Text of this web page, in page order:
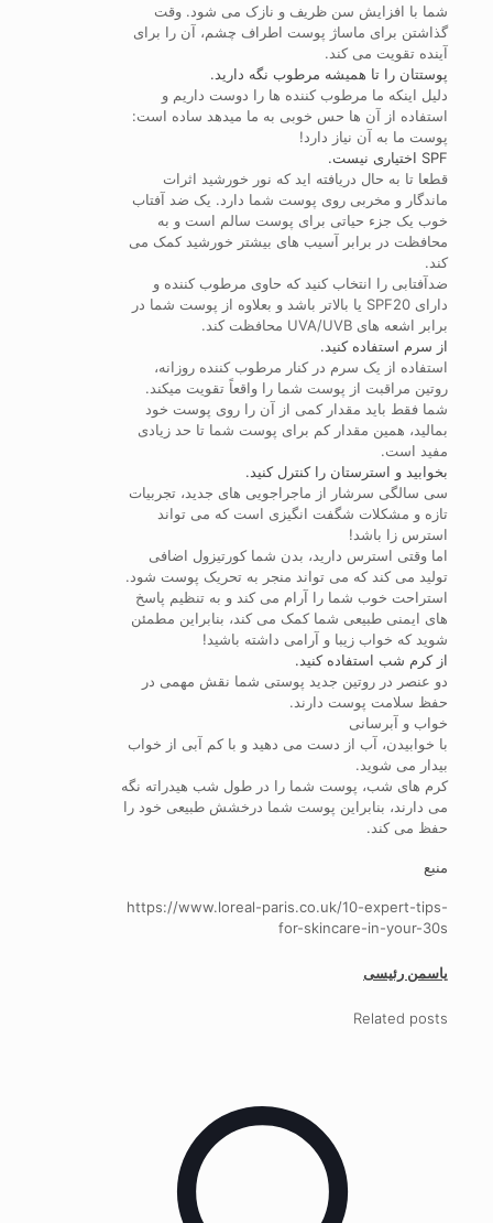
شما با افزایش سن ظریف و نازک می شود. وقت
گذاشتن برای ماساژ پوست اطراف چشم، آن را برای
آینده تقویت می کند.
پوستتان را تا همیشه مرطوب نگه دارید.
دلیل اینکه ما مرطوب کننده ها را دوست داریم و
استفاده از آن ها حس خوبی به ما میدهد ساده است:
پوست ما به آن نیاز دارد!
SPF اختیاری نیست.
قطعا تا به حال دریافته اید که نور خورشید اثرات
ماندگار و مخربی روی پوست شما دارد. یک ضد آفتاب
خوب یک جزء حیاتی برای پوست سالم است و به
محافظت در برابر آسیب های بیشتر خورشید کمک می
کند.
ضدآفتابی را انتخاب کنید که حاوی مرطوب کننده و
دارای SPF20 یا بالاتر باشد و بعلاوه از پوست شما در
برابر اشعه های UVA/UVB محافظت کند.
از سرم استفاده کنید.
استفاده از یک سرم در کنار مرطوب کننده روزانه،
روتین مراقبت از پوست شما را واقعاً تقویت میکند.
شما فقط باید مقدار کمی از آن را روی پوست خود
بمالید، همین مقدار کم برای پوست شما تا حد زیادی
مفید است.
بخوابید و استرستان را کنترل کنید.
سی سالگی سرشار از ماجراجویی های جدید، تجربیات
تازه و مشکلات شگفت انگیزی است که می تواند
استرس زا باشد!
اما وقتی استرس دارید، بدن شما کورتیزول اضافی
تولید می کند که می تواند منجر به تحریک پوست شود.
استراحت خوب شما را آرام می کند و به تنظیم پاسخ
های ایمنی طبیعی شما کمک می کند، بنابراین مطمئن
شوید که خواب زیبا و آرامی داشته باشید!
از کرم شب استفاده کنید.
دو عنصر در روتین جدید پوستی شما نقش مهمی در
حفظ سلامت پوست دارند.
خواب و آبرسانی
با خوابیدن، آب از دست می دهید و با کم آبی از خواب
بیدار می شوید.
کرم های شب، پوست شما را در طول شب هیدراته نگه
می دارند، بنابراین پوست شما درخشش طبیعی خود را
حفظ می کند.
منبع
https://www.loreal-paris.co.uk/10-expert-tips-
for-skincare-in-your-30s
یاسمن رئیسی
Related posts